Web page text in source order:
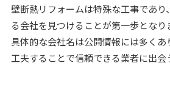
壁断熱リフォームは特殊な工事であ
る会社を見つけることが第一歩となり
具体的な会社名は公開情報には多くあ
工夫することで信頼できる業者に出会